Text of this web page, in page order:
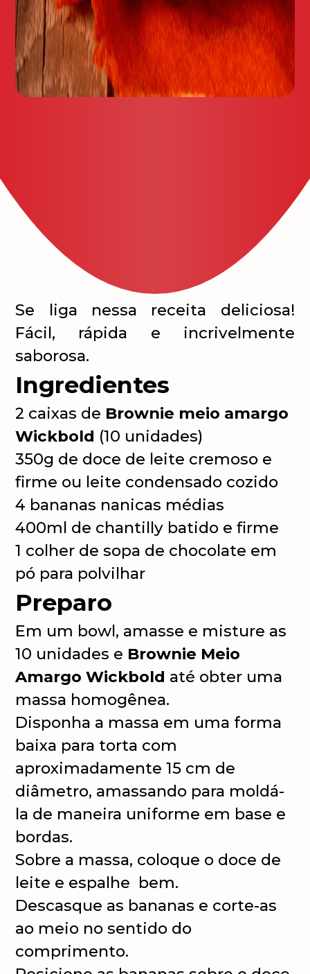
Se liga nessa receita deliciosa!
Fácil, rápida e incrivelmente
saborosa.
Ingredientes
2 caixas de Brownie meio amargo
Wickbold (10 unidades)
350g de doce de leite cremoso e
firme ou leite condensado cozido
4 bananas nanicas médias
400ml de chantilly batido e firme
1 colher de sopa de chocolate em
pó para polvilhar
Preparo
Em um bowl, amasse e misture as
10 unidades e Brownie Meio
Amargo Wickbold até obter uma
massa homogênea.
Disponha a massa em uma forma
baixa para torta com
aproximadamente 15 cm de
diâmetro, amassando para moldá-
la de maneira uniforme em base e
bordas.
Sobre a massa, coloque o doce de
leite e espalhe bem.
Descasque as bananas e corte-as
ao meio no sentido do
comprimento.